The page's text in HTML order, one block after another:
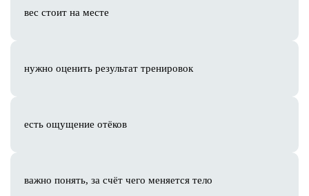
Пилинги
Миндальный пилинг
Постковидное восстановление кожи и
вес стоит на месте
нужно оценить результат тренировок
есть ощущение отёков
важно понять, за счёт чего меняется тело